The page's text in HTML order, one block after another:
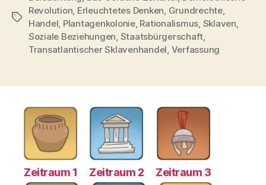
Schlagwörter
Revolution, Erleuchtetes Denken, Grundrechte,
Handel, Plantagenkolonie, Rationalismus, Sklaven,
Soziale Beziehungen, Staatsbürgerschaft,
Transatlantischer Sklavenhandel, Verfassung
Zeitraum 1 Zeitraum 2 Zeitraum 3